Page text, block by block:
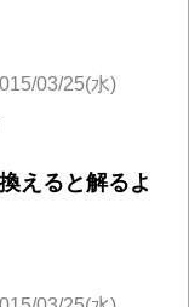
03/25(水)
えると解るよ